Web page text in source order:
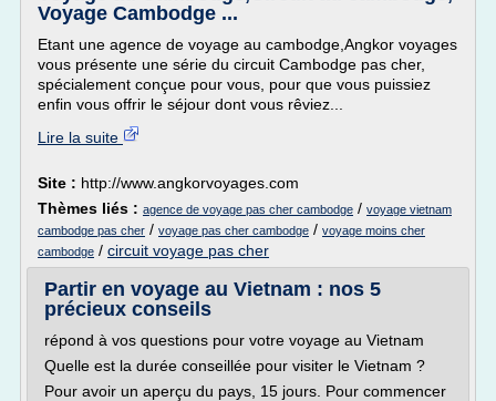
Voyage Cambodge ...
Etant une agence de voyage au cambodge,Angkor voyages
vous présente une série du circuit Cambodge pas cher,
spécialement conçue pour vous, pour que vous puissiez
enfin vous offrir le séjour dont vous rêviez...
Lire la suite
Site : http://www.angkorvoyages.com
Thèmes liés : agence de voyage pas cher cambodge / voyage vietnam
cambodge pas cher / voyage pas cher cambodge / voyage moins cher
cambodge / circuit voyage pas cher
Partir en voyage au Vietnam : nos 5
précieux conseils
répond à vos questions pour votre voyage au Vietnam
Quelle est la durée conseillée pour visiter le Vietnam ?
Pour avoir un aperçu du pays, 15 jours. Pour commencer